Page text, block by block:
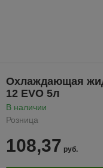
Охлаждающая
12 EVO 5л
В наличии
Розница
108,37 руб.